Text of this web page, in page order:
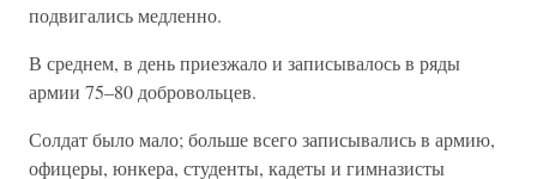
подвигались медленно.
В среднем, в день приезжало и записывалось в ряды
армии 75–80 добровольцев.
Солдат было мало; больше всего записывались в армию,
офицеры, юнкера, студенты, кадеты и гимназисты